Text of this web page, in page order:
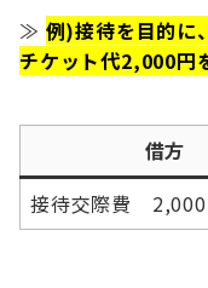
≫ 例)接待を目的に
チケット代2,000円
借方
接待交際費 2,000